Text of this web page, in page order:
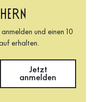
und einen 10
erhalten.
Jetzt
anmelden